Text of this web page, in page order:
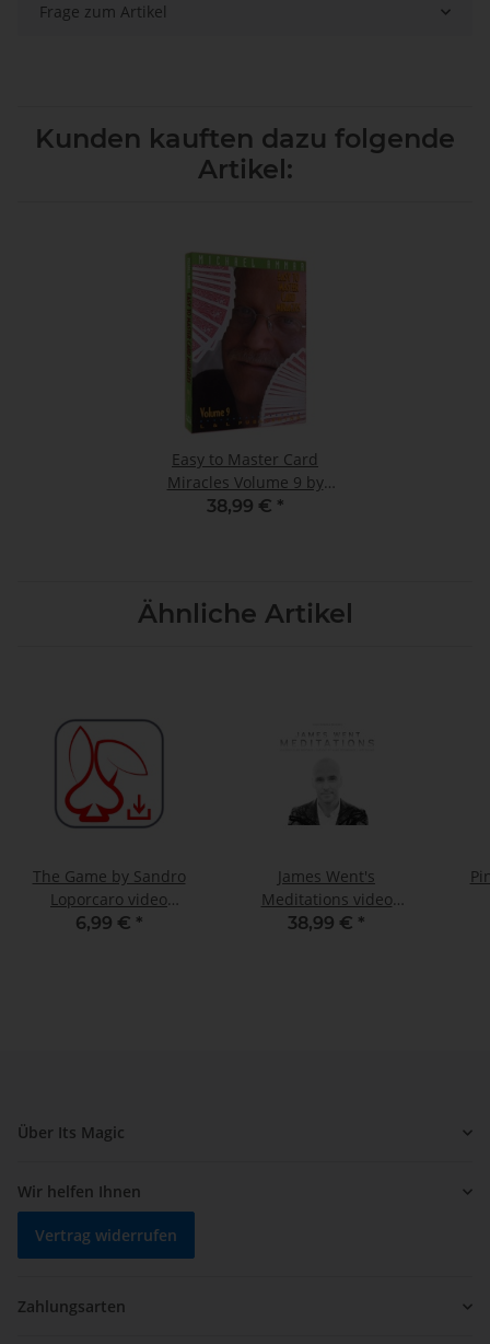
Frage zum Artikel
Kunden kauften dazu folgende
Artikel:
Easy to Master Card
Miracles Volume 9 by
Michael Ammar video
38,99 € *
Ähnliche Artikel
The Game by Sandro
Loporcaro video
DOWNLOAD
6,99 € *
James Went's
Meditations video
DOWNLOAD
38,99 € *
Über Its Magic
Wir helfen Ihnen
Vertrag widerrufen
Zahlungsarten